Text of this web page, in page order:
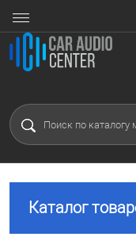
Каталог